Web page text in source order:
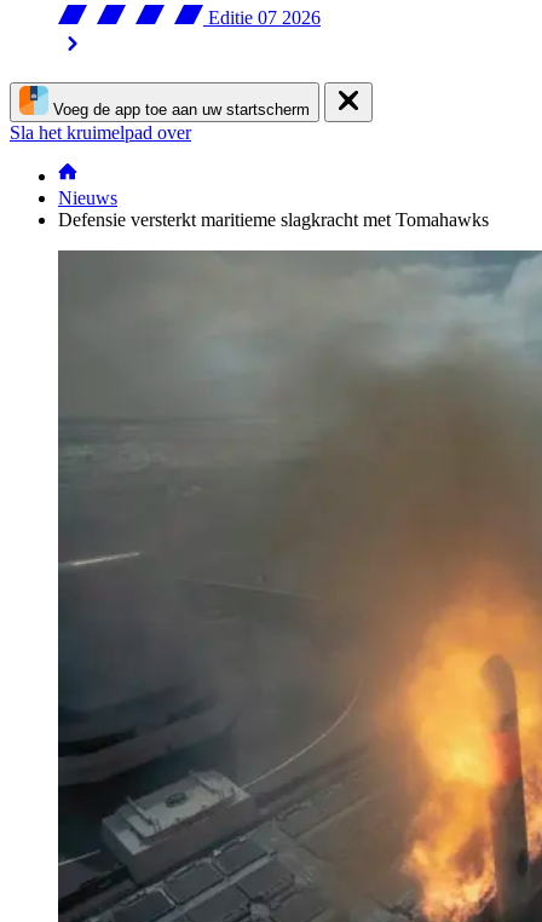
Editie 07 2026
Voeg de app toe aan uw startscherm
Sla het kruimelpad over
Nieuws
Defensie versterkt maritieme slagkracht met Tomahawks